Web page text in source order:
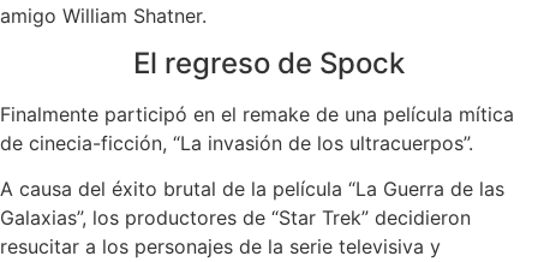
amigo William Shatner.
El regreso de Spock
Finalmente participó en el remake de una película mítica
de cinecia-ficción, “La invasión de los ultracuerpos”.
A causa del éxito brutal de la película “La Guerra de las
Galaxias”, los productores de “Star Trek” decidieron
resucitar a los personajes de la serie televisiva y